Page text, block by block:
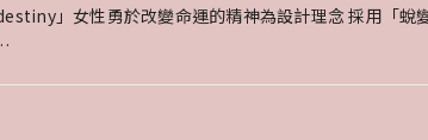
」女性勇於改變命運的精神為設計理念 採用「蛻